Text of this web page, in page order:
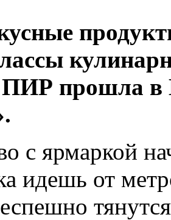
прошла в
с ярмаркой
идешь от